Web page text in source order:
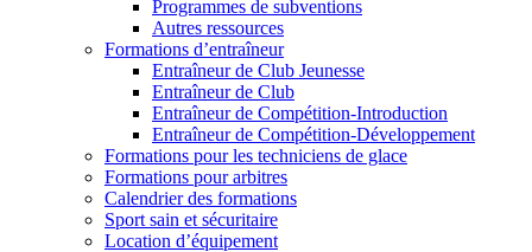
Programmes de subventions
Autres ressources
Formations d’entraîneur
Entraîneur de Club Jeunesse
Entraîneur de Club
Entraîneur de Compétition-Introduction
Entraîneur de Compétition-Développement
Formations pour les techniciens de glace
Formations pour arbitres
Calendrier des formations
Sport sain et sécuritaire
Location d’équipement